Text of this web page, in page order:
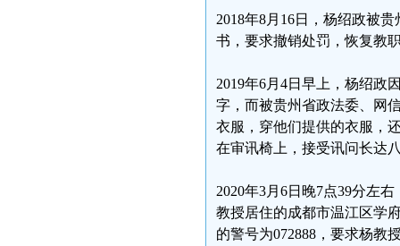
2018年8月16日，杨绍政被
书，要求撤销处罚，恢复教
2019年6月4日早上，杨绍政
字，而被贵州省政法委、网
衣服，穿他们提供的衣服，
在审讯椅上，接受讯问长达
2020年3月6日晚7点39分左
教授居住的成都市温江区学
的警号为072888，要求杨教